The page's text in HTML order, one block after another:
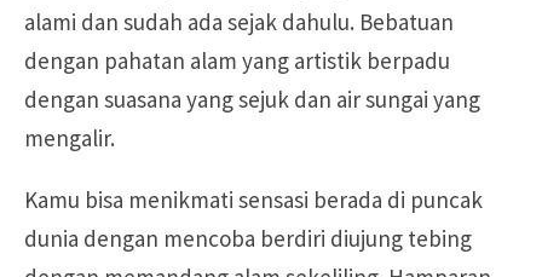
alami dan sudah ada sejak dahulu. Bebatuan
dengan pahatan alam yang artistik berpadu
dengan suasana yang sejuk dan air sungai yang
mengalir.
Kamu bisa menikmati sensasi berada di puncak
dunia dengan mencoba berdiri diujung tebing